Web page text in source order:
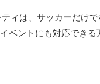
ィは、サッカーだけ
ベントにも対応でき